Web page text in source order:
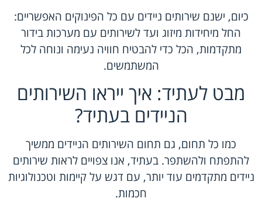
כיום, ישנם שירותים ניידים עם כל הפינוקים האפשריים:
החל מיחידות מיזוג ועד לשירותים עם מערכות בידור
מתקדמות, הכל כדי להבטיח חוויה נעימה ונוחה לכל
המשתמשים.
מבט לעתיד: איך ייראו השירותים
הניידים בעתיד?
כמו כל תחום, גם תחום השירותים הניידים ממשיך
להתפתח ולהשתפר. בעתיד, אנו צפויים לראות שירותים
ניידים מתקדמים עוד יותר, עם דגש על קיימות וטכנולוגיות
חכמות.